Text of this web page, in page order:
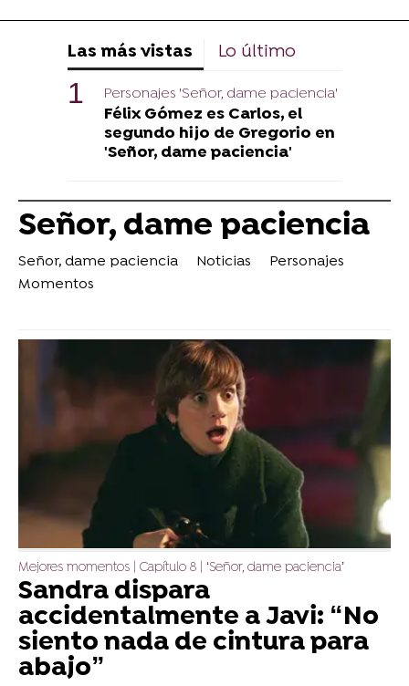
Las más vistas Lo último
Personajes 'Señor, dame paciencia'
Félix Gómez es Carlos, el
segundo hijo de Gregorio en
'Señor, dame paciencia'
Señor, dame paciencia
Señor, dame paciencia Noticias
Personajes
Momentos
Mejores momentos | Capítulo 8 | ‘Señor, dame paciencia’
Sandra dispara
accidentalmente a Javi: “No
siento nada de cintura para
abajo”